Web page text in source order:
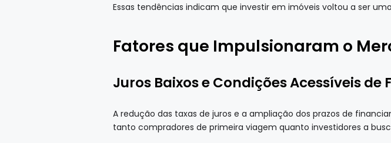
Essas tendências indicam que investir em imóveis voltou a ser
Fatores que Impulsionaram o
Juros Baixos e Condições Acessíveis
A redução das taxas de juros e a ampliação dos prazos de
tanto compradores de primeira viagem quanto investidores a